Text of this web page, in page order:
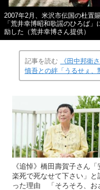
2007年2月、米沢市伝国の杜置
「荒井幸博昭和歌謡のひろば
励した（荒井幸博さん提供）
記事を読む
《田中邦衛
慎吾との絆「うるせぇ、
《追悼》橋田壽賀子さん「
楽死で死なせて下さい」と
った理由 「そろそろ、お